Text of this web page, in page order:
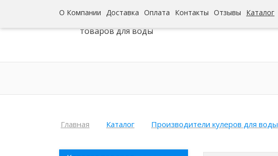
О Компании Доставка Оплата Контакты Отзывы Каталог
Интернет-гипермаркет
товаров для воды
Главная Каталог Производители кулеров для воды